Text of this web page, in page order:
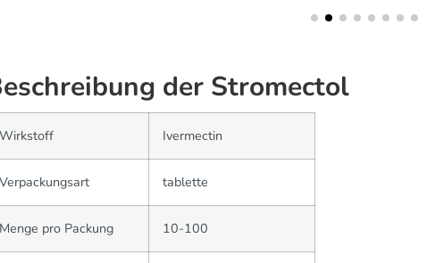
der Stromectol
Wirkstoff Ivermectin
Verpackungsart tablette
Menge pro Packung 10-100